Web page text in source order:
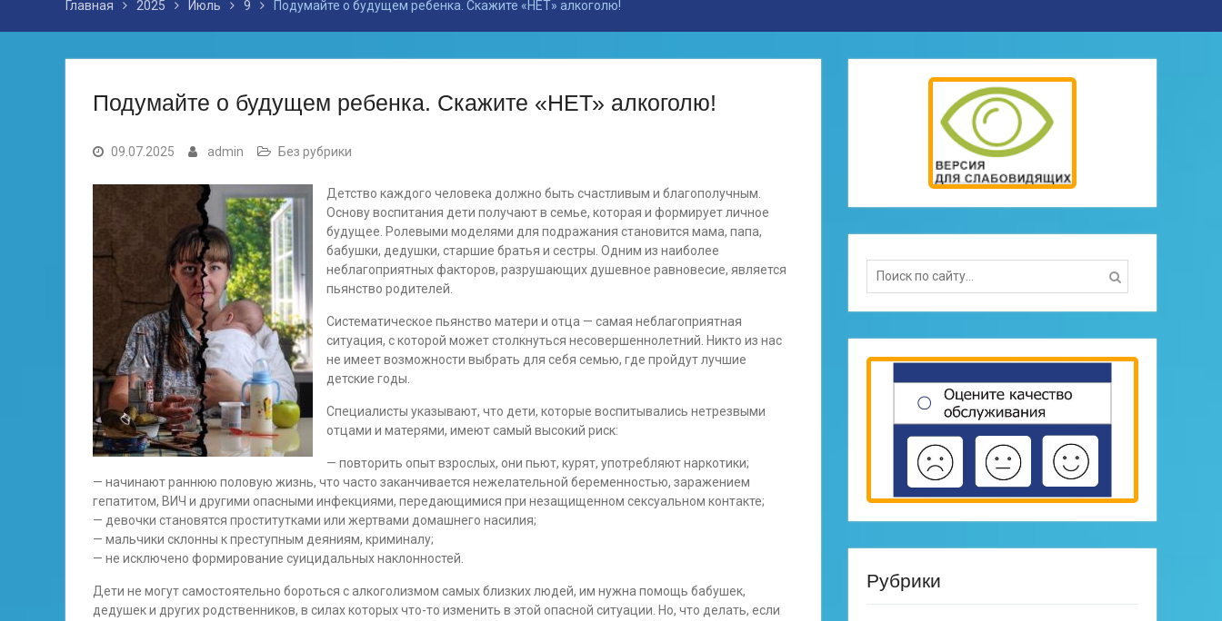
Главная 2025 Июль 9 Подумайте о будущем ребенка. Скажите «НЕТ» алкоголю!
Подумайте о будущем ребенка. Скажите «НЕТ» алкоголю!
09.07.2025 admin Без рубрики
Детство каждого человека должно быть счастливым и благополучным.
Основу воспитания дети получают в семье, которая и формирует личное
будущее. Ролевыми моделями для подражания становится мама, папа,
бабушки, дедушки, старшие братья и сестры. Одним из наиболее
неблагоприятных факторов, разрушающих душевное равновесие, является
пьянство родителей.
Систематическое пьянство матери и отца — самая неблагоприятная
ситуация, с которой может столкнуться несовершеннолетний. Никто из нас
не имеет возможности выбрать для себя семью, где пройдут лучшие
детские годы.
Специалисты указывают, что дети, которые воспитывались нетрезвыми
отцами и матерями, имеют самый высокий риск:
— повторить опыт взрослых, они пьют, курят, употребляют наркотики;
— начинают раннюю половую жизнь, что часто заканчивается нежелательной беременностью, заражением
гепатитом, ВИЧ и другими опасными инфекциями, передающимися при незащищенном сексуальном контакте;
— девочки становятся проститутками или жертвами домашнего насилия;
— мальчики склонны к преступным деяниям, криминалу;
— не исключено формирование суицидальных наклонностей.
Дети не могут самостоятельно бороться с алкоголизмом самых близких людей, им нужна помощь бабушек,
дедушек и других родственников, в силах которых что-то изменить в этой опасной ситуации. Но, что делать, если
Search
for:
Рубрики